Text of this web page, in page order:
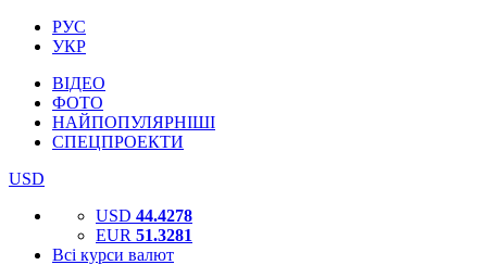
РУС
УКР
ВІДЕО
ФОТО
НАЙПОПУЛЯРНІШІ
СПЕЦПРОЕКТИ
USD
USD 44.4278
EUR 51.3281
Всі курси валют